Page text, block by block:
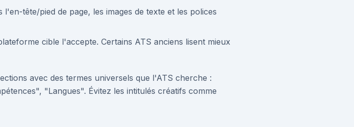
tête/pied de page, les images de texte et les polices
cible l'accepte. Certains ATS anciens lisent mieux
avec des termes universels que l'ATS cherche :
"Langues". Évitez les intitulés créatifs comme